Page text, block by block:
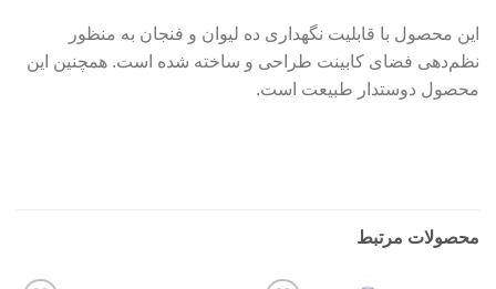
این محصول با قابلیت نگهداری ده لیوان و فنجان به منظور
نظم‌دهی فضای کابینت طراحی و ساخته شده است. همچنین این
محصول دوستدار طبیعت است.
محصولات مرتبط